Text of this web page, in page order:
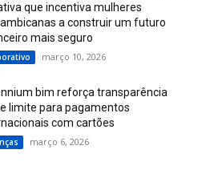
que incentiva mulheres
a construir um futuro
mais seguro
março 10, 2026
bim reforça transparência
limite para pagamentos
com cartões
março 6, 2026